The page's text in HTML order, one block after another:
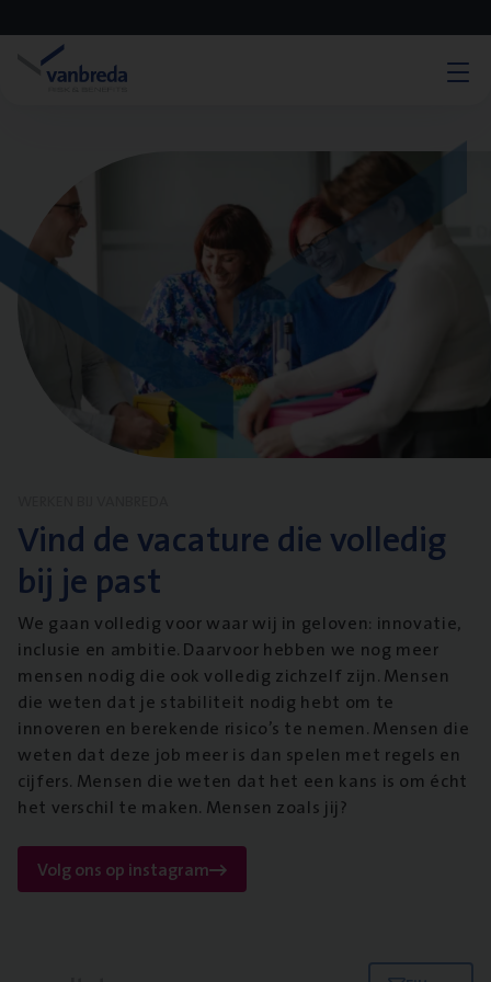
Vind de vacature die volledig
bij je past
We gaan volledig voor waar wij in geloven: innovatie,
inclusie en ambitie. Daarvoor hebben we nog meer
mensen nodig die ook volledig zichzelf zijn. Mensen
die weten dat je stabiliteit nodig hebt om te
innoveren en berekende risico’s te nemen. Mensen die
weten dat deze job meer is dan spelen met regels en
cijfers. Mensen die weten dat het een kans is om écht
het verschil te maken. Mensen zoals jij?
Volg ons op instagram